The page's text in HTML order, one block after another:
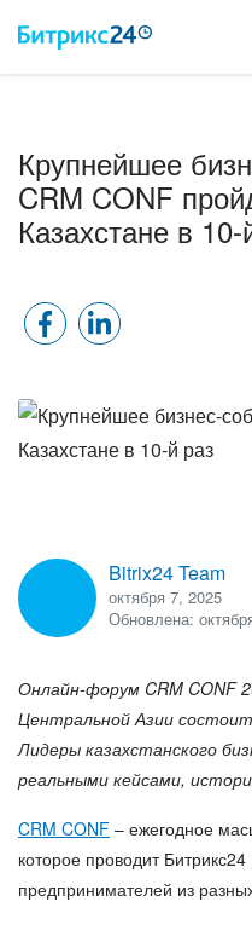
ЦЕНЫ
ИНТЕГРАЦИИ
ПОДДЕРЖКА
Крупнейшее
CRM CONF
Казахстане в 10-
Bitrix24 Team
октября 7, 2025
Обновлена:
Онлайн-форум CRM CONF
Центральной Азии
Лидеры казахстанского
реальными кейсами,
CRM CONF – ежегодное
которое проводит Битрикс24
предпринимателей из